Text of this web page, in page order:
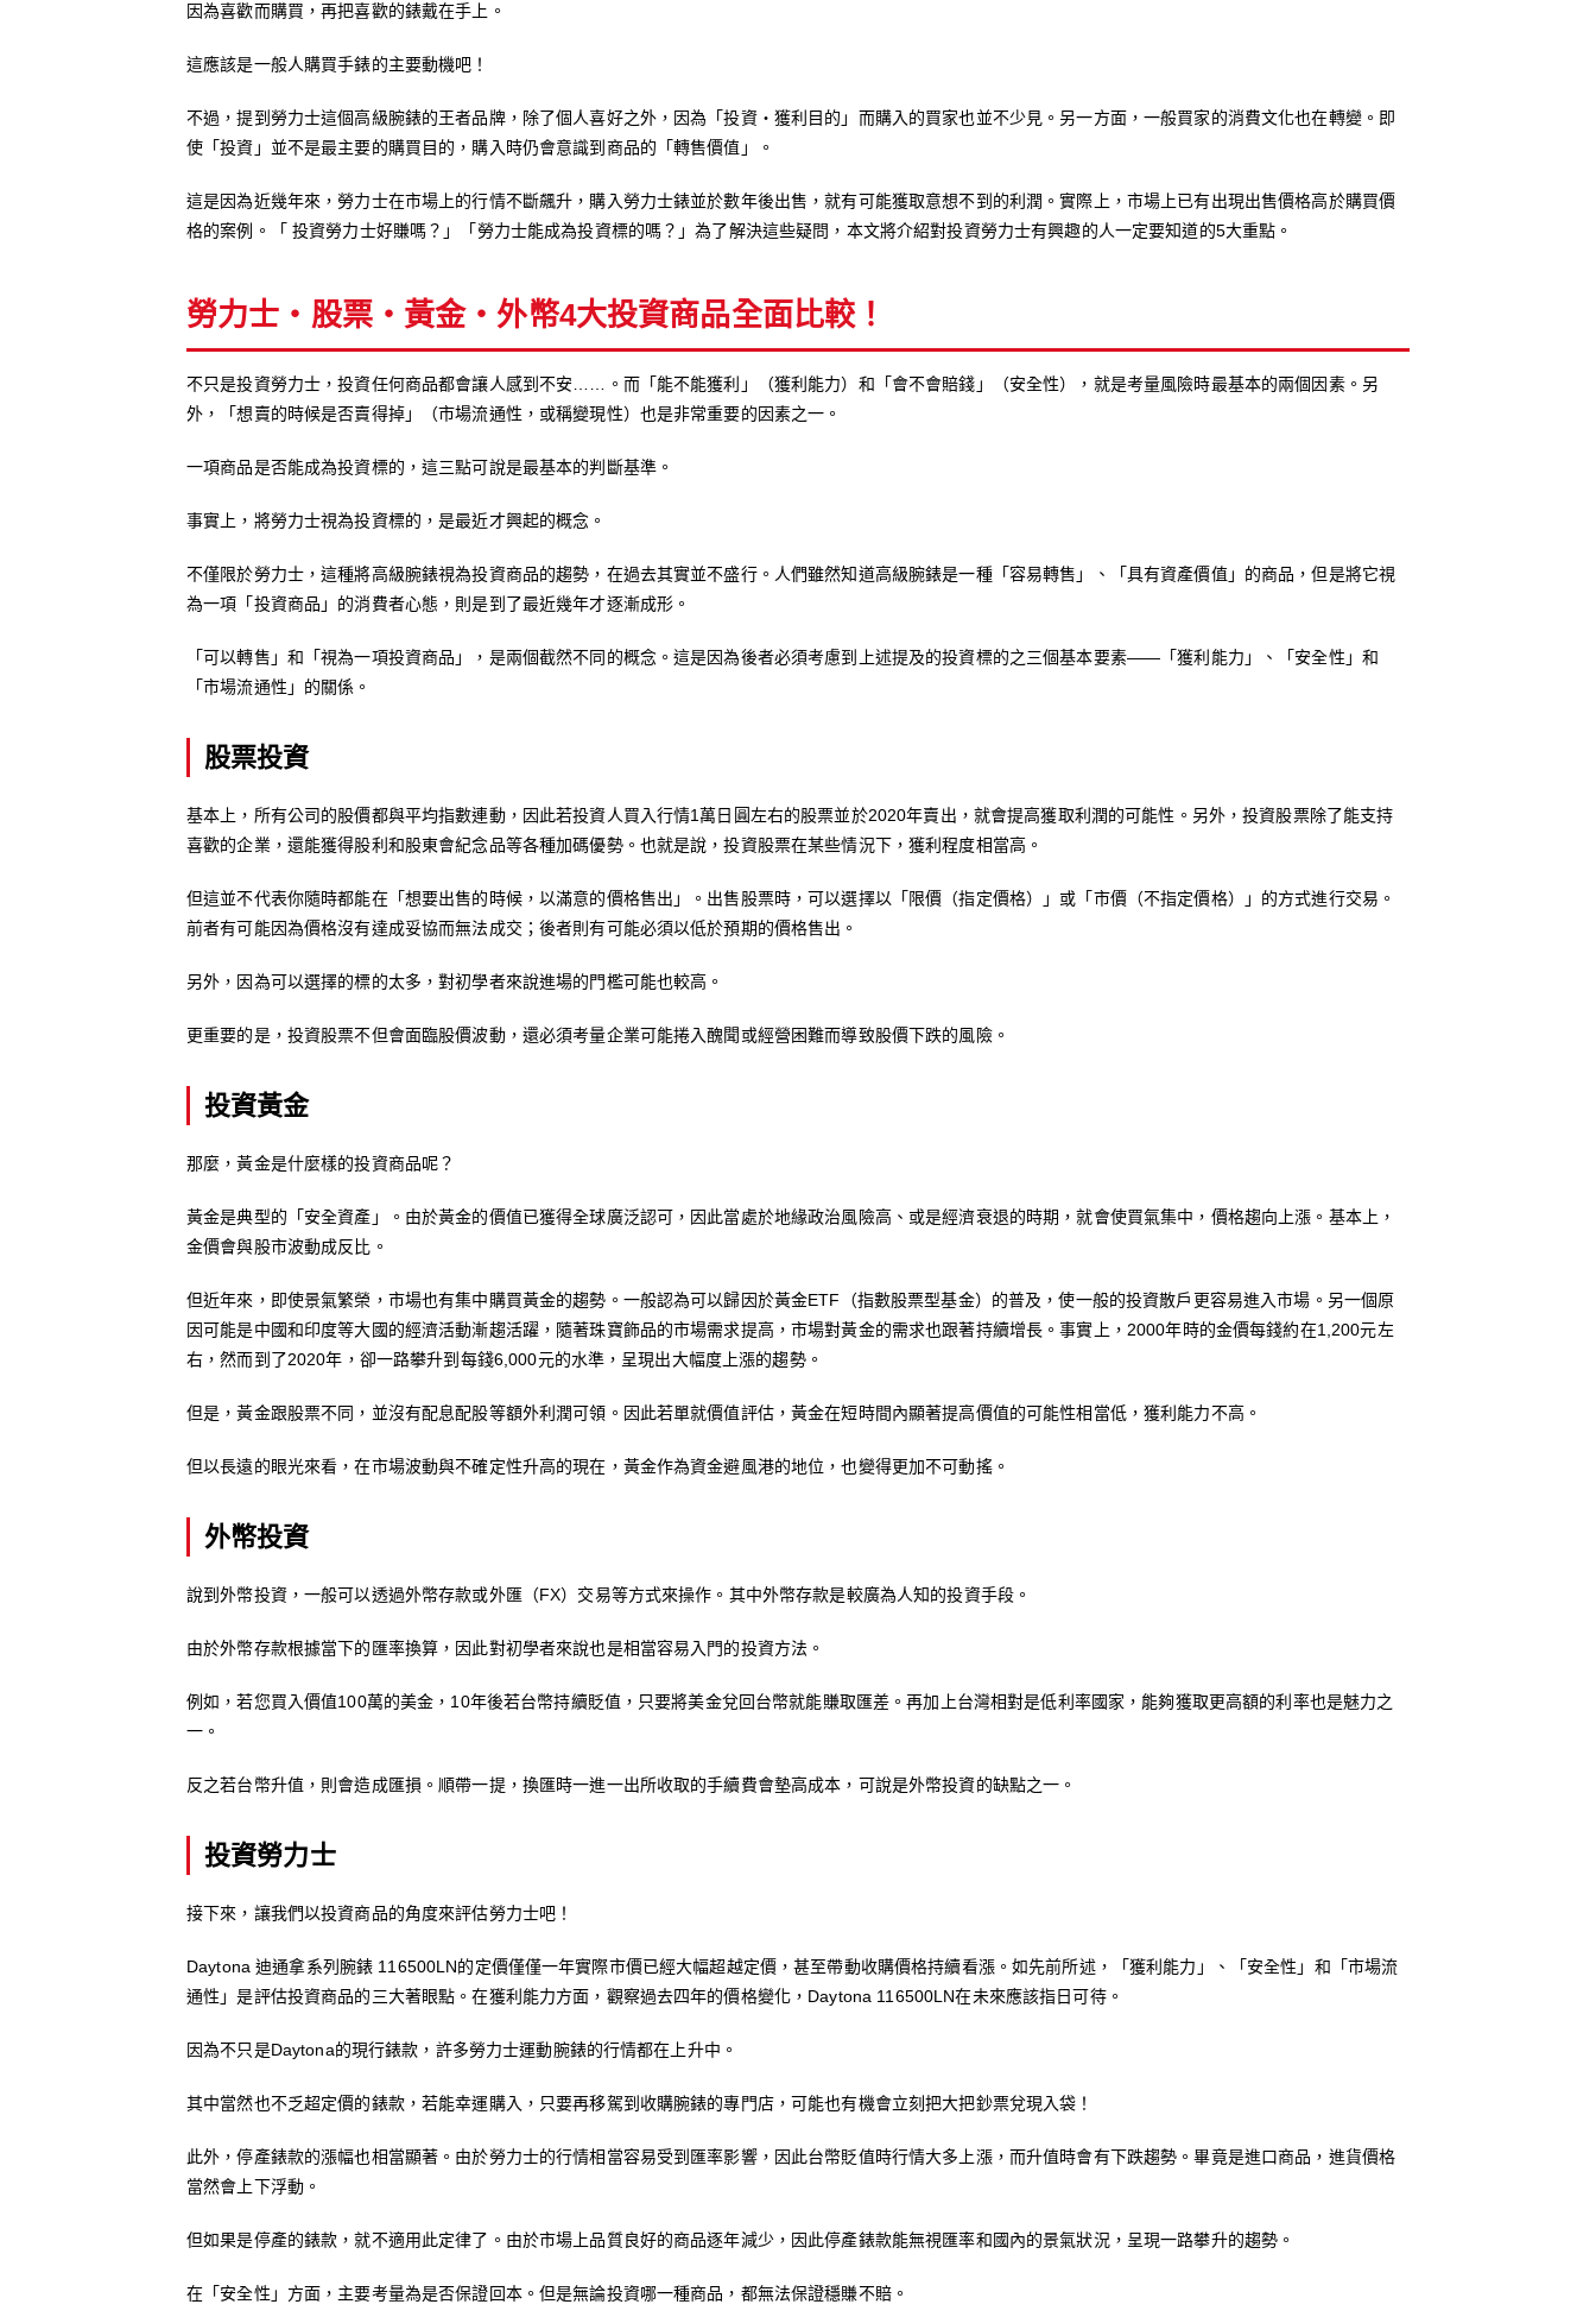
因為喜歡而購買，再把喜歡的錶戴在手上。
這應該是一般人購買手錶的主要動機吧！
不過，提到勞力士這個高級腕錶的王者品牌，除了個人喜好之外，因為「投資‧獲利目的」而購入的買家也並不少見。另一方面，一般買家的消費文化也在轉變。即
使「投資」並不是最主要的購買目的，購入時仍會意識到商品的「轉售價值」。
這是因為近幾年來，勞力士在市場上的行情不斷飆升，購入勞力士錶並於數年後出售，就有可能獲取意想不到的利潤。實際上，市場上已有出現出售價格高於購買價
格的案例。「 投資勞力士好賺嗎？」「勞力士能成為投資標的嗎？」為了解決這些疑問，本文將介紹對投資勞力士有興趣的人一定要知道的5大重點。
勞力士‧股票‧黃金‧外幣4大投資商品全面比較！
不只是投資勞力士，投資任何商品都會讓人感到不安……。而「能不能獲利」（獲利能力）和「會不會賠錢」（安全性），就是考量風險時最基本的兩個因素。另
外，「想賣的時候是否賣得掉」（市場流通性，或稱變現性）也是非常重要的因素之一。
一項商品是否能成為投資標的，這三點可說是最基本的判斷基準。
事實上，將勞力士視為投資標的，是最近才興起的概念。
不僅限於勞力士，這種將高級腕錶視為投資商品的趨勢，在過去其實並不盛行。人們雖然知道高級腕錶是一種「容易轉售」、「具有資產價值」的商品，但是將它視
為一項「投資商品」的消費者心態，則是到了最近幾年才逐漸成形。
「可以轉售」和「視為一項投資商品」，是兩個截然不同的概念。這是因為後者必須考慮到上述提及的投資標的之三個基本要素——「獲利能力」、「安全性」和
「市場流通性」的關係。
股票投資
基本上，所有公司的股價都與平均指數連動，因此若投資人買入行情1萬日圓左右的股票並於2020年賣出，就會提高獲取利潤的可能性。另外，投資股票除了能支持
喜歡的企業，還能獲得股利和股東會紀念品等各種加碼優勢。也就是說，投資股票在某些情況下，獲利程度相當高。
但這並不代表你隨時都能在「想要出售的時候，以滿意的價格售出」。出售股票時，可以選擇以「限價（指定價格）」或「市價（不指定價格）」的方式進行交易。
前者有可能因為價格沒有達成妥協而無法成交；後者則有可能必須以低於預期的價格售出。
另外，因為可以選擇的標的太多，對初學者來說進場的門檻可能也較高。
更重要的是，投資股票不但會面臨股價波動，還必須考量企業可能捲入醜聞或經營困難而導致股價下跌的風險。
投資黃金
那麼，黃金是什麼樣的投資商品呢？
黃金是典型的「安全資產」。由於黃金的價值已獲得全球廣泛認可，因此當處於地緣政治風險高、或是經濟衰退的時期，就會使買氣集中，價格趨向上漲。基本上，
金價會與股市波動成反比。
但近年來，即使景氣繁榮，市場也有集中購買黃金的趨勢。一般認為可以歸因於黃金ETF（指數股票型基金）的普及，使一般的投資散戶更容易進入市場。另一個原
因可能是中國和印度等大國的經濟活動漸趨活躍，隨著珠寶飾品的市場需求提高，市場對黃金的需求也跟著持續增長。事實上，2000年時的金價每錢約在1,200元左
右，然而到了2020年，卻一路攀升到每錢6,000元的水準，呈現出大幅度上漲的趨勢。
但是，黃金跟股票不同，並沒有配息配股等額外利潤可領。因此若單就價值評估，黃金在短時間內顯著提高價值的可能性相當低，獲利能力不高。
但以長遠的眼光來看，在市場波動與不確定性升高的現在，黃金作為資金避風港的地位，也變得更加不可動搖。
外幣投資
說到外幣投資，一般可以透過外幣存款或外匯（FX）交易等方式來操作。其中外幣存款是較廣為人知的投資手段。
由於外幣存款根據當下的匯率換算，因此對初學者來說也是相當容易入門的投資方法。
例如，若您買入價值100萬的美金，10年後若台幣持續貶值，只要將美金兌回台幣就能賺取匯差。再加上台灣相對是低利率國家，能夠獲取更高額的利率也是魅力之
一。
反之若台幣升值，則會造成匯損。順帶一提，換匯時一進一出所收取的手續費會墊高成本，可說是外幣投資的缺點之一。
投資勞力士
接下來，讓我們以投資商品的角度來評估勞力士吧！
Daytona 迪通拿系列腕錶 116500LN的定價僅僅一年實際市價已經大幅超越定價，甚至帶動收購價格持續看漲。如先前所述，「獲利能力」、「安全性」和「市場流
通性」是評估投資商品的三大著眼點。在獲利能力方面，觀察過去四年的價格變化，Daytona 116500LN在未來應該指日可待。
因為不只是Daytona的現行錶款，許多勞力士運動腕錶的行情都在上升中。
其中當然也不乏超定價的錶款，若能幸運購入，只要再移駕到收購腕錶的專門店，可能也有機會立刻把大把鈔票兌現入袋！
此外，停產錶款的漲幅也相當顯著。由於勞力士的行情相當容易受到匯率影響，因此台幣貶值時行情大多上漲，而升值時會有下跌趨勢。畢竟是進口商品，進貨價格
當然會上下浮動。
但如果是停產的錶款，就不適用此定律了。由於市場上品質良好的商品逐年減少，因此停產錶款能無視匯率和國內的景氣狀況，呈現一路攀升的趨勢。
在「安全性」方面，主要考量為是否保證回本。但是無論投資哪一種商品，都無法保證穩賺不賠。